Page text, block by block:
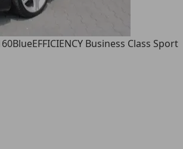
BlueEFFICIENCY Business Class Sport